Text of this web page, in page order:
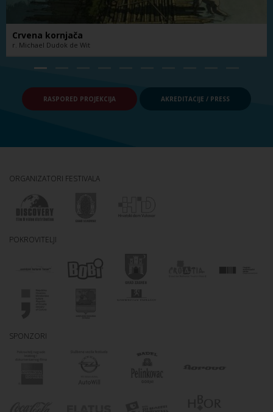
Crvena kornjača
r. Michael Dudok de Wit
RASPORED PROJEKCIJA AKREDITACIJE / PRESS
ORGANIZATORI FESTIVALA
POKROVITELJI
SPONZORI